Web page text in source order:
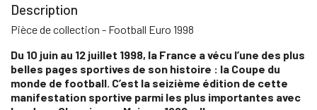
Description
Pièce de collection - Football Euro 1998
Du 10 juin au 12 juillet 1998, la France a vécu l’une des plus
belles pages sportives de son histoire : la Coupe du
monde de football. C’est la seizième édition de cette
manifestation sportive parmi les plus importantes avec